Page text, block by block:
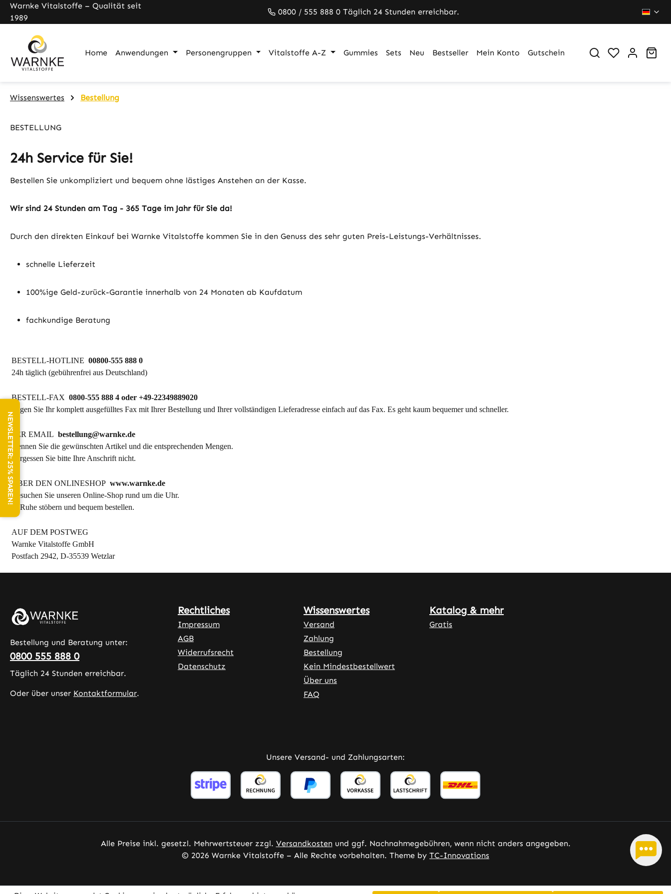
Zur Hauptnavigation springen
NEWSLETTER: 25% SPAREN!
Warnke Vitalstoffe – Qualität seit
1989
0800 / 555 888 0 Täglich 24 Stunden erreichbar.
Home Anwendungen Personengruppen Vitalstoffe A-Z Gummies Sets Neu Bestseller Mein Konto Gutschein Du hast 0
Wissenswertes Bestellung
BESTELLUNG
24h Service für Sie!
Bestellen Sie unkompliziert und bequem ohne lästiges Anstehen an der Kasse.
Wir sind 24 Stunden am Tag - 365 Tage im Jahr für Sie da!
Durch den direkten Einkauf bei Warnke Vitalstoffe kommen Sie in den Genuss des sehr guten Preis-Leistungs-Verhältnisses.
schnelle Lieferzeit
100%ige Geld-zurück-Garantie innerhalb von 24 Monaten ab Kaufdatum
fachkundige Beratung
BESTELL-HOTLINE 00800-555 888 0
24h täglich (gebührenfrei aus Deutschland)
BESTELL-FAX 0800-555 888 4 oder +49-22349889020
Legen Sie Ihr komplett ausgefülltes Fax mit Ihrer Bestellung und Ihrer vollständigen Lieferadresse einfach auf das Fax. Es geht kaum bequemer und schneller.
PER EMAIL bestellung@warnke.de
Nennen Sie die gewünschten Artikel und die entsprechenden Mengen.
Vergessen Sie bitte Ihre Anschrift nicht.
ÜBER DEN ONLINESHOP www.warnke.de
Besuchen Sie unseren Online-Shop rund um die Uhr.
In Ruhe stöbern und bequem bestellen.
AUF DEM POSTWEG
Warnke Vitalstoffe GmbH
Postfach 2942, D-35539 Wetzlar
Bestellung und Beratung unter:
0800 555 888 0
Täglich 24 Stunden erreichbar.
Oder über unser Kontaktformular.
Rechtliches
Impressum
AGB
Widerrufsrecht
Datenschutz
Wissenswertes
Versand
Zahlung
Bestellung
Kein Mindestbestellwert
Über uns
FAQ
Katalog & mehr
Gratis
Unsere Versand- und Zahlungsarten:
Alle Preise inkl. gesetzl. Mehrwertsteuer zzgl. Versandkosten und ggf. Nachnahmegebühren, wenn nicht anders angegeben.
© 2026 Warnke Vitalstoffe – Alle Rechte vorbehalten. Theme by TC-Innovations